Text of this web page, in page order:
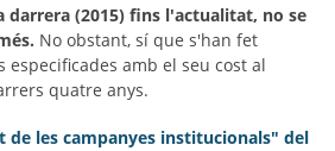
darrera (2015) fins l'actualitat, no se
No obstant, sí que s'han fet
amb el seu cost al
quatre anys.
de les campanyes institucionals" del